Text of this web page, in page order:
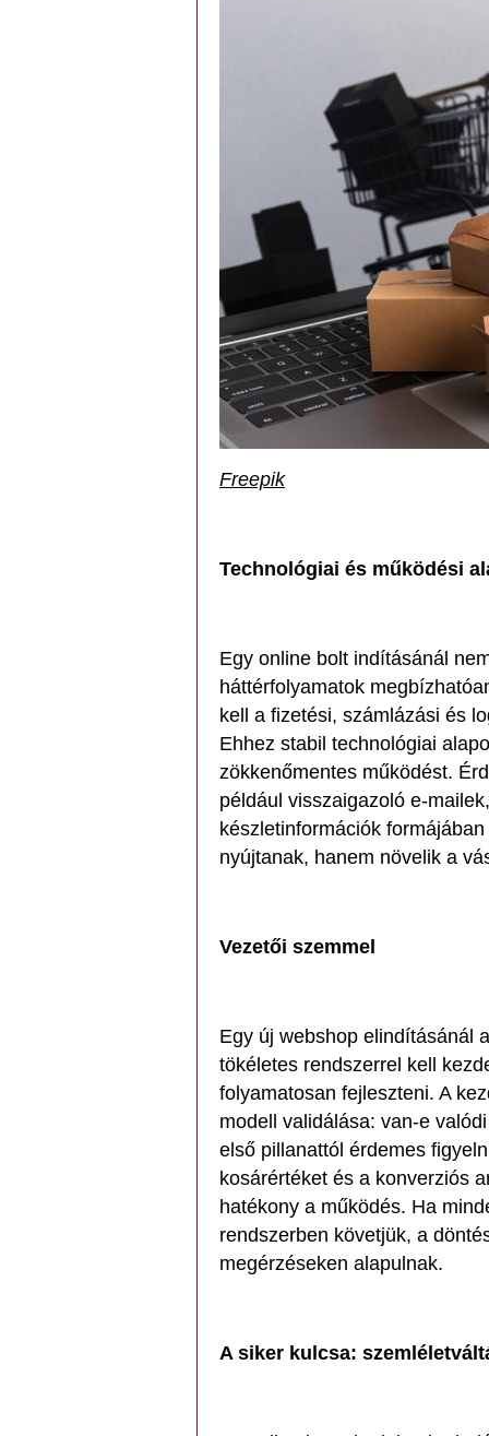
Freepik
Technológiai és működési
Egy online bolt indításánál
háttérfolyamatok
kell a fizetési, számlázási és
Ehhez stabil technológiai
zökkenőmentes működést.
például visszaigazoló e-
készletinformációk
nyújtanak, hanem növelik a
Vezetői szemmel
Egy új webshop elindításánál
tökéletes rendszerrel kell
folyamatosan fejleszteni. A
modell validálása: van-e
első pillanattól érdemes
kosárértéket és a konverziós
hatékony a működés. Ha
rendszerben követjük, a
megérzéseken alapulnak.
A siker kulcsa: